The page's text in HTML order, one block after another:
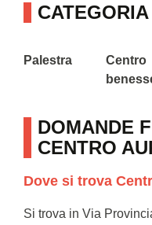
CATEGORIA
Palestra
Centro
DOMANDE
CENTRO
Dove si trova
Si trova in Via